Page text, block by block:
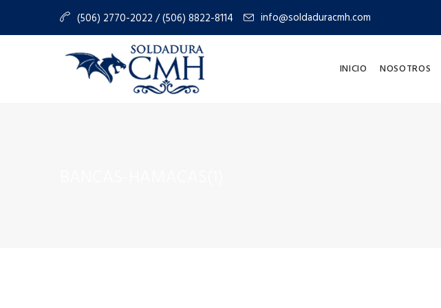
(506) 2770-2022 / (506) 8822-8114 info@soldaduracmh.com
INICIO NOSOTROS